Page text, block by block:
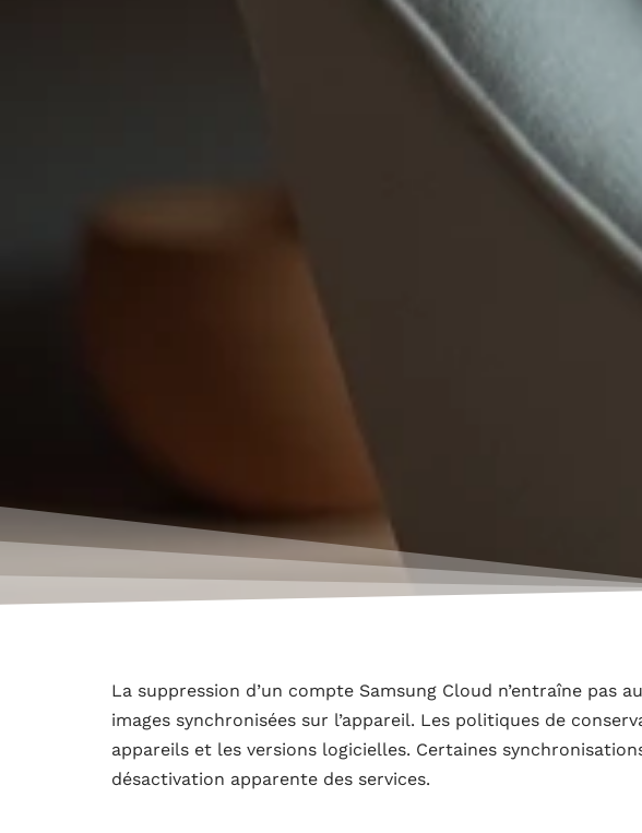
La suppression d’un compte Samsung Cloud n’entraîne pas
images synchronisées sur l’appareil. Les politiques de
appareils et les versions logicielles. Certaines
désactivation apparente des services.